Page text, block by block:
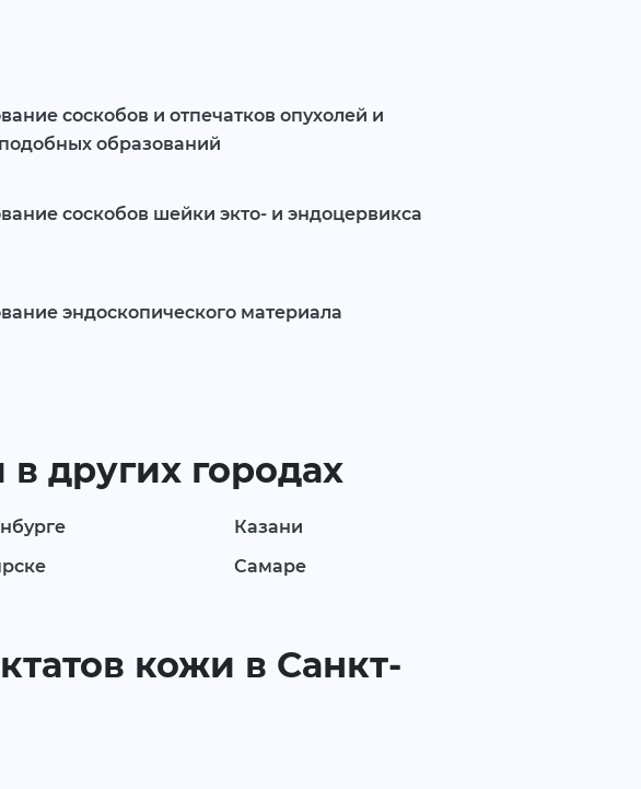
соскобов и отпечатков опухолей и
образований
соскобов шейки экто- и эндоцервикса
эндоскопического материала
других городах
Казани
Самаре
кожи в Санкт-